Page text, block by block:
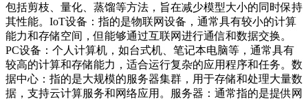
包括剪枝、量化、蒸馏等方法，旨在减少模型大小的同时保持
其性能。IoT设备：指的是物联网设备，通常具有较小的计算
能力和存储空间，但能够通过互联网进行通信和数据交换。
PC设备：个人计算机，如台式机、笔记本电脑等，通常具有
较高的计算和存储能力，适合运行复杂的应用程序和任务。数
据中心：指的是大规模的服务器集群，用于存储和处理大量数
据，支持云计算服务和网络应用。服务器：通常指的是提供网